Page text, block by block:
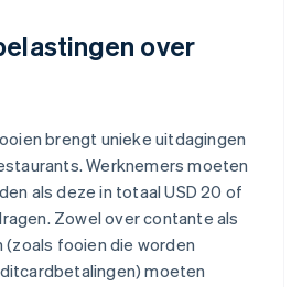
over
brengt unieke uitdagingen
Werknemers moeten
als deze in totaal USD 20 of
Zowel over contante als
fooien die worden
moeten